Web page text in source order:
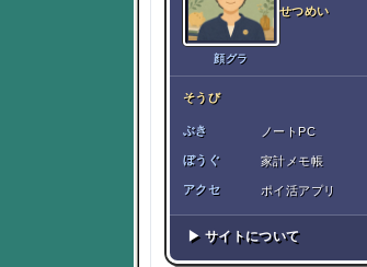
顔グラ
せつめい
そうび
ぶき ノートPC
ぼうぐ 家計メモ帳
アクセ ポイ活アプリ
▶ サイトについて